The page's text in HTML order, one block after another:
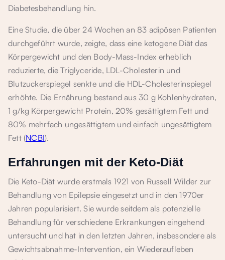
Diabetesbehandlung hin.
Eine Studie, die über 24 Wochen an 83 adipösen Patienten
durchgeführt wurde, zeigte, dass eine ketogene Diät das
Körpergewicht und den Body-Mass-Index erheblich
reduzierte, die Triglyceride, LDL-Cholesterin und
Blutzuckerspiegel senkte und die HDL-Cholesterinspiegel
erhöhte. Die Ernährung bestand aus 30 g Kohlenhydraten,
1 g/kg Körpergewicht Protein, 20% gesättigtem Fett und
80% mehrfach ungesättigtem und einfach ungesättigtem
Fett (NCBI).
Erfahrungen mit der Keto-Diät
Die Keto-Diät wurde erstmals 1921 von Russell Wilder zur
Behandlung von Epilepsie eingesetzt und in den 1970er
Jahren popularisiert. Sie wurde seitdem als potenzielle
Behandlung für verschiedene Erkrankungen eingehend
untersucht und hat in den letzten Jahren, insbesondere als
Gewichtsabnahme-Intervention, ein Wiederaufleben